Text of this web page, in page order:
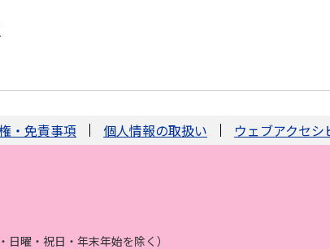
・免責事項 個人情報の取扱い ウェブアクセシ
曜・祝日・年末年始を除く）